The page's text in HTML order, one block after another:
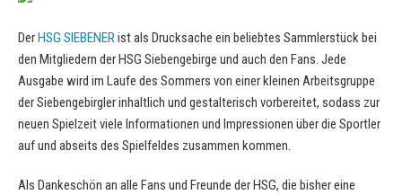
DerHSG SIEBENERist als Drucksache ein beliebtes Sammlerstück bei
den Mitgliedern der HSG Siebengebirge und auch den Fans. Jede
Ausgabe wird im Laufe des Sommers von einer kleinen Arbeitsgruppe
der Siebengebirgler inhaltlich und gestalterisch vorbereitet, sodass zur
neuen Spielzeit viele Informationen und Impressionen über die Sportler
auf und abseits des Spielfeldes zusammen kommen.
Als Dankeschön an alle Fans und Freunde der HSG, die bisher eine